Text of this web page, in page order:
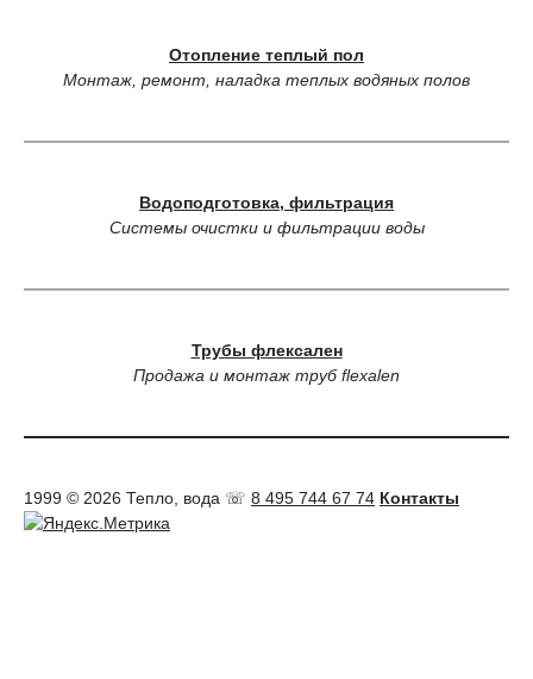
Отопление теплый пол
Монтаж, ремонт, наладка теплых водяных полов
Водоподготовка, фильтрация
Системы очистки и фильтрации воды
Трубы флексален
Продажа и монтаж труб flexalen
1999 © 2026 Тепло, вода ☏ 8 495 744 67 74 Контакты